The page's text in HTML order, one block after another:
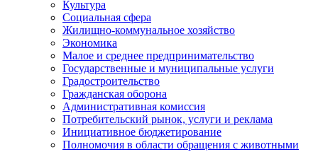
Культура
Социальная сфера
Жилищно-коммунальное хозяйство
Экономика
Малое и среднее предпринимательство
Государственные и муниципальные услуги
Градостроительство
Гражданская оборона
Административная комиссия
Потребительский рынок, услуги и реклама
Инициативное бюджетирование
Полномочия в области обращения с животными